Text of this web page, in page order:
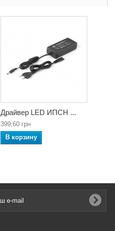
Драйвер LED ИПСН ...
399,60 грн
В корзину